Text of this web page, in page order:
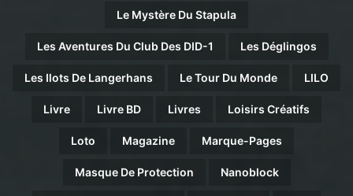
Le Mystère Du Stapula
Les Aventures Du Club Des DID-1 Les Déglingos
Les Ilots De Langerhans Le Tour Du Monde LILO
Livre Livre BD Livres Loisirs Créatifs
Loto Magazine Marque-Pages
Masque De Protection Nanoblock